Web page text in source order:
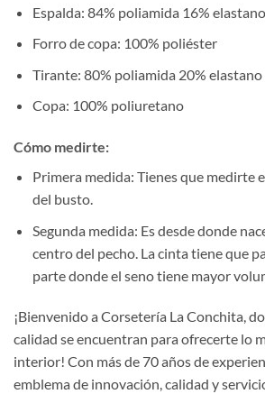
Espalda: 84% poliamida 16% elastano
Forro de copa: 100% poliéster
Tirante: 80% poliamida 20% elastano
Copa: 100% poliuretano
Cómo medirte:
Primera medida: Tienes que medirte
del busto.
Segunda medida: Es desde donde
centro del pecho. La cinta tiene que
parte donde el seno tiene mayor
¡Bienvenido a Corsetería La Conchita,
calidad se encuentran para ofrecerte lo
interior! Con más de 70 años de
emblema de innovación, calidad y